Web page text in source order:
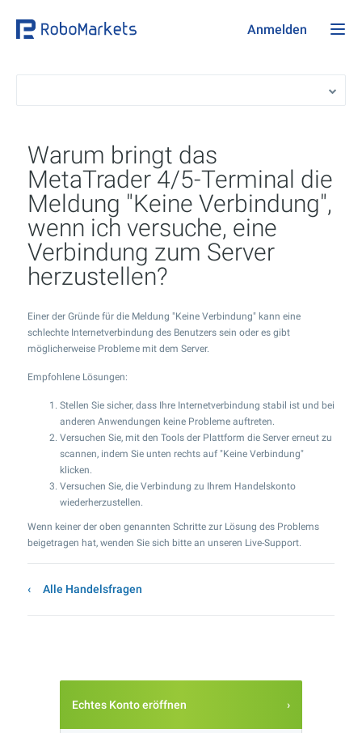
Anmelden
Warum bringt das
MetaTrader 4/5-Terminal die
Meldung "Keine Verbindung",
wenn ich versuche, eine
Verbindung zum Server
herzustellen?
Einer der Gründe für die Meldung "Keine Verbindung" kann eine
schlechte Internetverbindung des Benutzers sein oder es gibt
möglicherweise Probleme mit dem Server.
Empfohlene Lösungen:
Stellen Sie sicher, dass Ihre Internetverbindung stabil ist und bei
anderen Anwendungen keine Probleme auftreten.
Versuchen Sie, mit den Tools der Plattform die Server erneut zu
scannen, indem Sie unten rechts auf "Keine Verbindung"
klicken.
Versuchen Sie, die Verbindung zu Ihrem Handelskonto
wiederherzustellen.
Wenn keiner der oben genannten Schritte zur Lösung des Problems
beigetragen hat, wenden Sie sich bitte an unseren Live-Support.
Alle Handelsfragen
Echtes Konto eröffnen